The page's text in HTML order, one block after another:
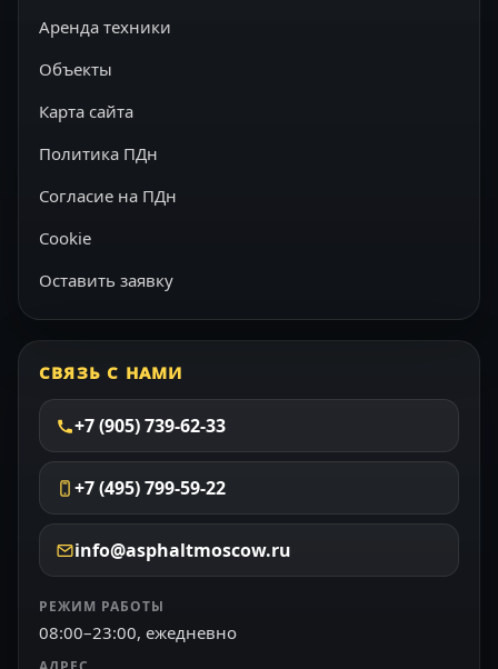
Аренда техники
Объекты
Карта сайта
Политика ПДн
Согласие на ПДн
Cookie
Оставить заявку
СВЯЗЬ С НАМИ
+7 (905) 739-62-33
+7 (495) 799-59-22
info@asphaltmoscow.ru
РЕЖИМ РАБОТЫ
08:00–23:00, ежедневно